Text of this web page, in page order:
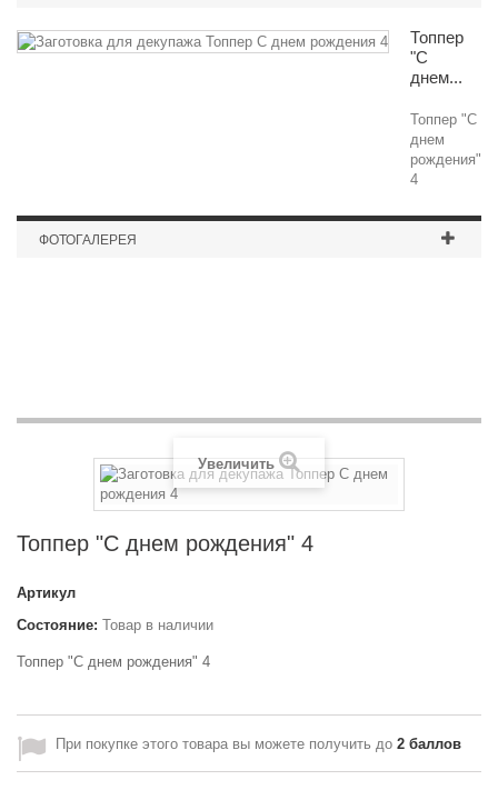
Топпер
"С
днем...
Топпер "С
днем
рождения"
4
ФОТОГАЛЕРЕЯ
Увеличить
Топпер "С днем рождения" 4
Артикул
Состояние: Товар в наличии
Топпер "С днем рождения" 4
При покупке этого товара вы можете получить до 2 баллов